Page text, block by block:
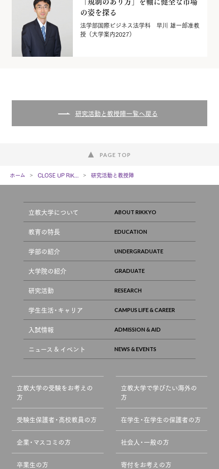
の姿を探る
法学部国際ビジネス法学科 早川 雄一郎准教
授（大学案内2027）
研究活動と教授陣一覧へ戻る
PAGE TOP
ホーム CLOSE UP RIK... 研究活動と教授陣
立教大学について
教育の特長
学部の紹介
大学院の紹介
研究活動
学生生活・キャリア
入試情報
ニュース & イベント
立教大学の受験をお考えの
方
立教大学で学びたい海外の
方
受験生保護者・高校教員の方 在学生・在学生の保護者の方
企業・マスコミの方 社会人・一般の方
卒業生の方 寄付をお考えの方